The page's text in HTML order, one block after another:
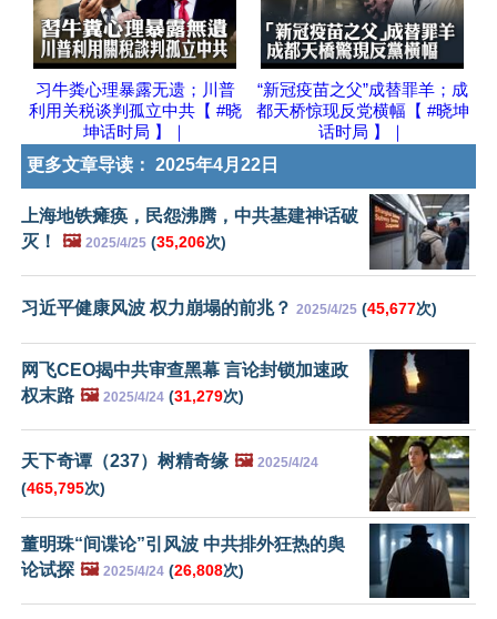
习牛粪心理暴露无遗；川普
利用关税谈判孤立中共【 #晓
坤话时局 】｜
“新冠疫苗之父”成替罪羊；成
都天桥惊现反党横幅【 #晓坤
话时局 】｜
更多文章导读： 2025年4月22日
上海地铁瘫痪，民怨沸腾，中共基建神话破
灭！
🖼️ 2025/4/25 (35,206次)
习近平健康风波 权力崩塌的前兆？ 2025/4/25 (45,677次)
网飞CEO揭中共审查黑幕 言论封锁加速政
权末路 🖼️ 2025/4/24 (31,279次)
天下奇谭（237）树精奇缘 🖼️ 2025/4/24
(465,795次)
董明珠“间谍论”引风波 中共排外狂热的舆
论试探 🖼️ 2025/4/24 (26,808次)